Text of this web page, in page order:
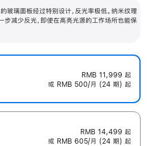
玻璃面板经过特别设计，反光率极低。纳米纹理
步减少反光，即使在高亮光源的工作场所也能保
RMB 11,999 起
或 RMB 500/月 (24 期) 起
RMB 14,499 起
或 RMB 605/月 (24 期) 起